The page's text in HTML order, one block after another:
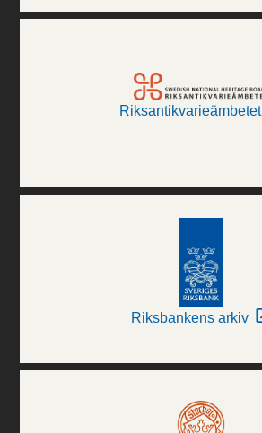
Riksantikvarieämbetet
Riksbankens arkiv